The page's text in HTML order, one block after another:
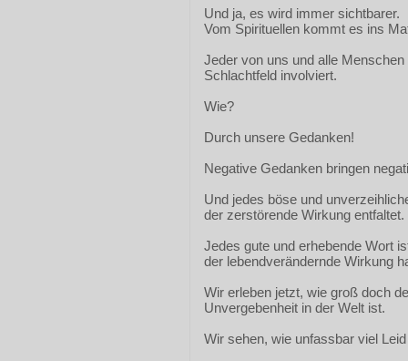
Und ja, es wird immer sichtbarer.
Vom Spirituellen kommt es ins
Jeder von uns und alle
Schlachtfeld involviert.
Wie?
Durch unsere Gedanken!
Negative Gedanken bringen
Und jedes böse und
der zerstörende Wirkung entfaltet.
Jedes gute und erhebende Wort
der lebendverändernde Wirkung
Wir erleben jetzt, wie groß doch
Unvergebenheit in der Welt ist.
Wir sehen, wie unfassbar viel